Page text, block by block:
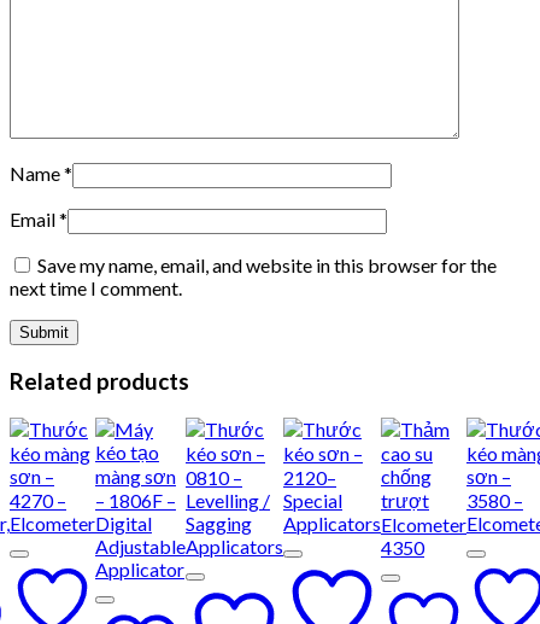
Name*
Email*
Save my name, email, and website in this browser for the
next time I comment.
Related products